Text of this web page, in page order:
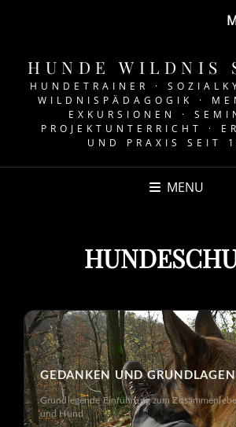
HUNDE WILDNIS
HUNDETRAINER ·
WILDNISPÄDAGOGIK ·
EXKURSIONEN ·
PROJEKTUNTERRICHT ·
UND PRAXIS SEIT
MENU
GEDANKEN UND GRUNDLAGEN
Grundlegende Einführung zum
und Hund